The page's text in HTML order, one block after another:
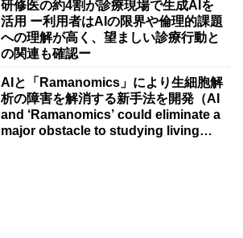
研修医の約4割が診療現場で生成AIを
活用 ー利用者はAIの限界や倫理的課題
への理解が高く、望ましい診療行動と
の関連も確認ー
AIと「Ramanomics」により生細胞解
析の障害を解消する新手法を開発（AI
and ‘Ramanomics’ could eliminate a
major obstacle to studying living